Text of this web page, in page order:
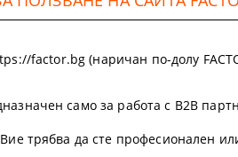
factor.bg (наричан по-долу
само за работа с B2B
трябва да сте професионален